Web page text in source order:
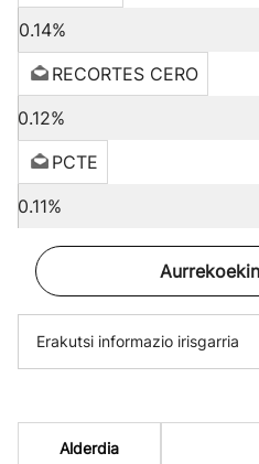
0.14%
RECORTES CERO
0.12%
PCTE
0.11%
Erakutsi informazio irisgarria
Alderdia